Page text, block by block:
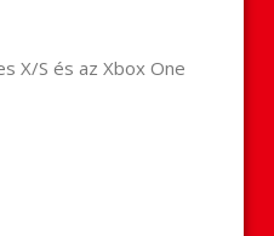
X/S és az Xbox One